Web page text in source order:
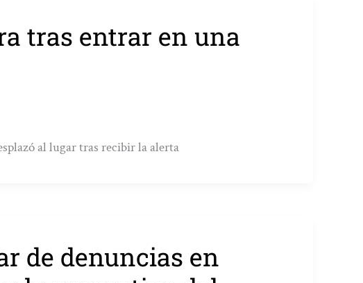
tras entrar en una
al lugar tras recibir la alerta
de denuncias en